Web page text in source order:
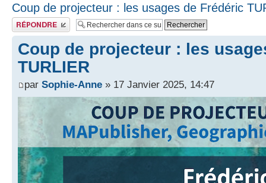
Coup de projecteur : les usages de Frédéric
Publier une réponse
Coup de projecteur : les
TURLIER
par Sophie-Anne » 17 Janvier 2025, 14:47